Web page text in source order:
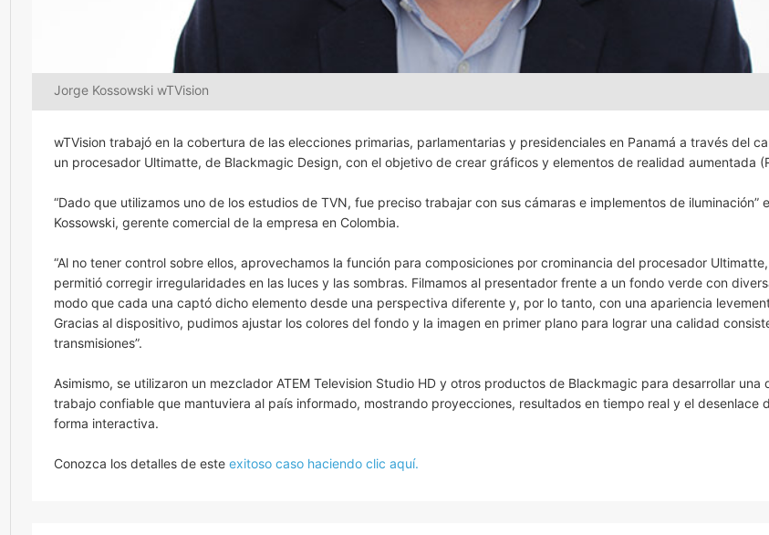
Jorge Kossowski wTVision
wTVision trabajó en la cobertura de las elecciones primarias, parlamentarias y presidenciales en Panamá a través del
un procesador Ultimatte, de Blackmagic Design, con el objetivo de crear gráficos y elementos de realidad aumentada
“Dado que utilizamos uno de los estudios de TVN, fue preciso trabajar con sus cámaras e implementos de iluminación”
Kossowski, gerente comercial de la empresa en Colombia.
“Al no tener control sobre ellos, aprovechamos la función para composiciones por crominancia del procesador
permitió corregir irregularidades en las luces y las sombras. Filmamos al presentador frente a un fondo verde con
modo que cada una captó dicho elemento desde una perspectiva diferente y, por lo tanto, con una apariencia
Gracias al dispositivo, pudimos ajustar los colores del fondo y la imagen en primer plano para lograr una calidad
transmisiones”.
Asimismo, se utilizaron un mezclador ATEM Television Studio HD y otros productos de Blackmagic para desarrollar una
trabajo confiable que mantuviera al país informado, mostrando proyecciones, resultados en tiempo real y el desenlace
forma interactiva.
Conozca los detalles de este exitoso caso haciendo clic aquí.